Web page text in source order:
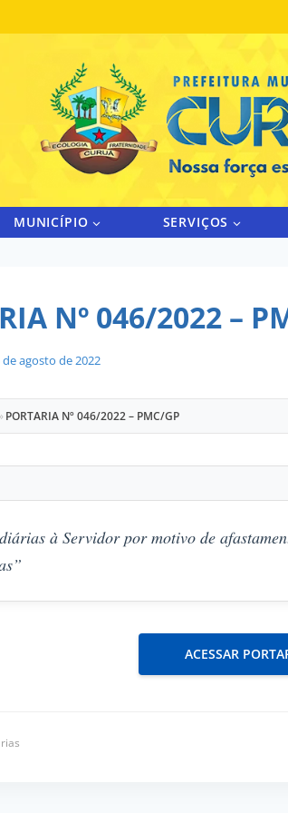
MUNICÍPIO SERVIÇOS
Nº 046/2022 –
de agosto de 2022
» PORTARIA Nº 046/2022 – PMC/GP
à Servidor por motivo de
ACESSAR